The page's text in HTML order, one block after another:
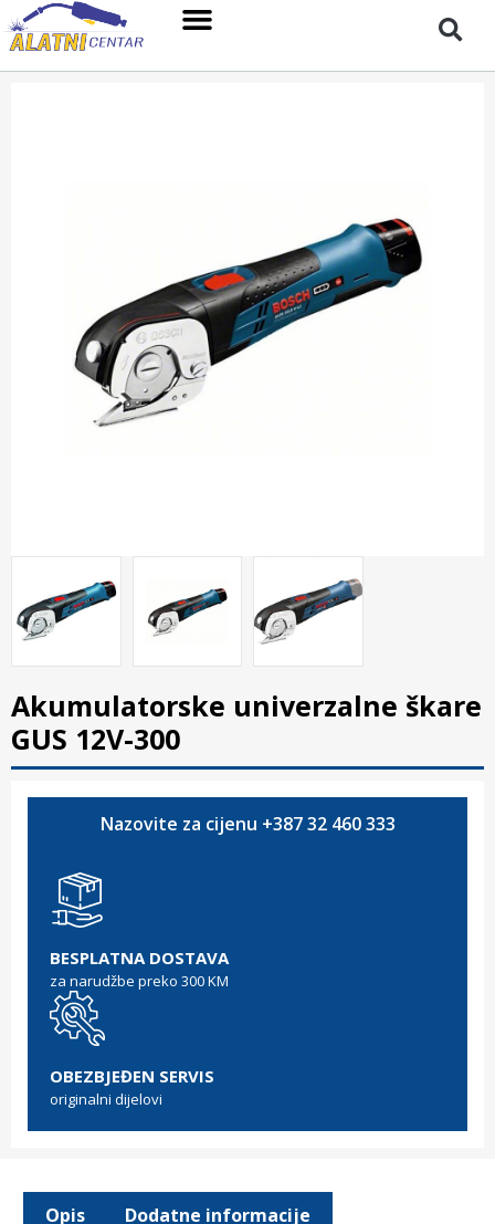
Akumulatorske univerzalne škare
GUS 12V-300
Nazovite za cijenu +387 32 460 333
BESPLATNA DOSTAVA
za narudžbe preko 300 KM
OBEZBJEĐEN SERVIS
originalni dijelovi
Opis Dodatne informacije